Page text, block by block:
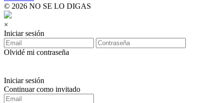
© 2026 NO SE LO DIGAS
×
Iniciar sesión
Olvidé mi contraseña
Iniciar sesión
Continuar como invitado